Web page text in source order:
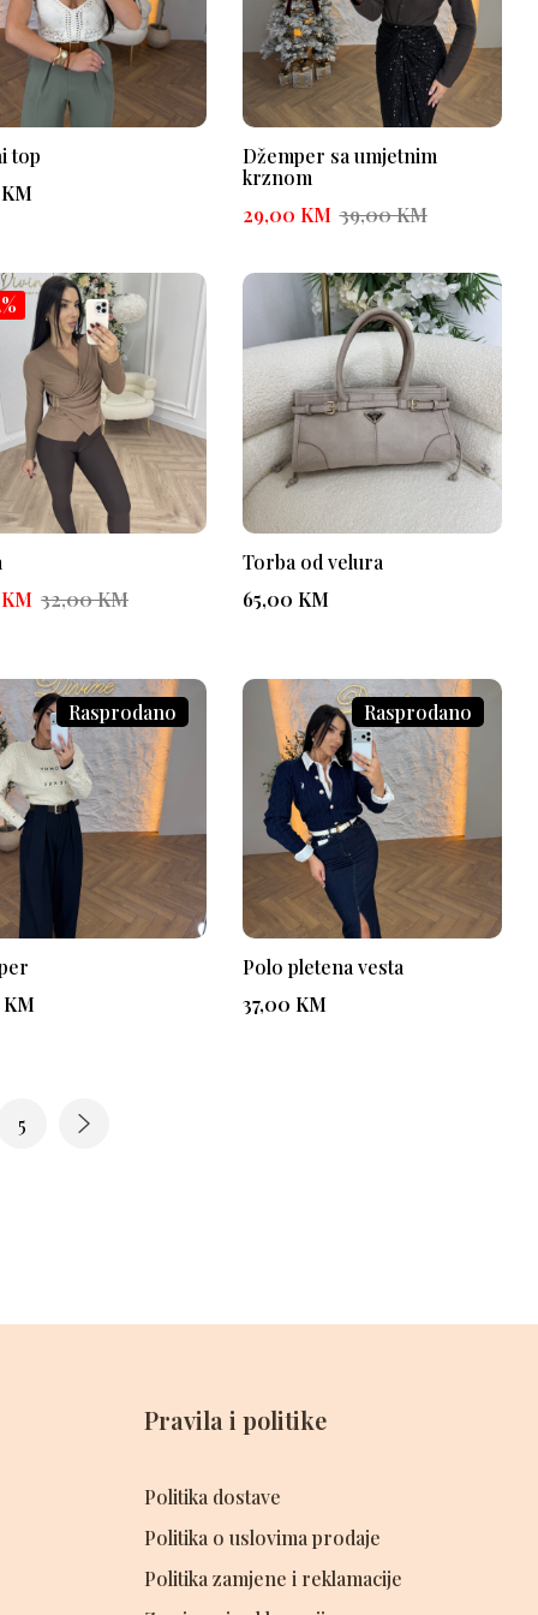
top
KM
Džemper sa umjetnim
krznom
39,00KM
29,00 KM
32,00KM
KM
Torba od velura
65,00 KM
Rasprodano
KM
Rasprodano
Polo pletena vesta
37,00 KM
5
Pravila i politike
Politika dostave
Politika o uslovima prodaje
Politika zamjene i reklamacije